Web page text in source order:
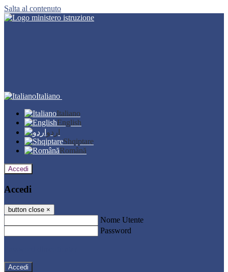
Salta al contenuto
Italiano
Italiano
English
اردو
Shqiptare
Română
Accedi
Accedi
button close ×
Nome Utente
Password